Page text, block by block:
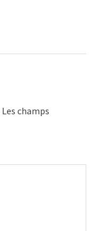
Les champs